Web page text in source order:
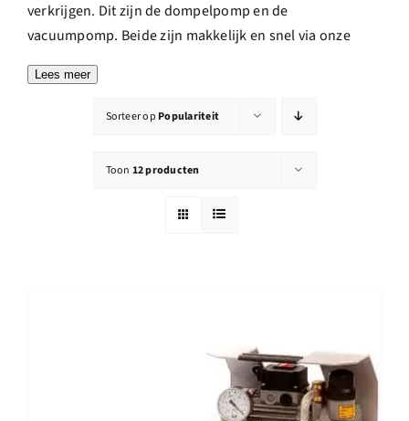
Maatwerk
Reparatie
verkrijgen. Dit zijn de dompelpomp en de
vacuumpomp. Beide zijn makkelijk en snel via onze
website te bestellen.
Lees meer
Sorteer op Populariteit
Toon 12 producten